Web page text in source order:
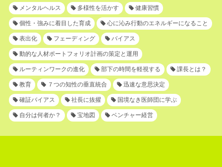
メンタルヘルス 多様性を活かす 健康習慣
個性・強みに着目した育成 心に沁み行動のエネルギーになること
表出化 フェーディング バイアス
動的な人材ポートフォリオ計画の策定と運用
ルーティンワークの進化 部下の時間を軽視する 課長とは？
教育 ７つの知性の垂直統合 迅速な意思決定
確証バイアス 社長に抜擢 国境なき医師団に学ぶ
自分は何者か？ 宝地図 ベンチャー経営